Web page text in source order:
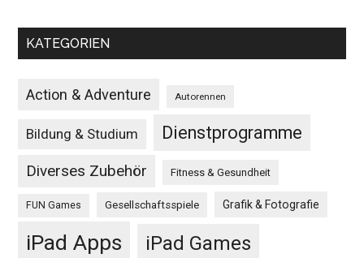
KATEGORIEN
Action & Adventure Autorennen
Bildung & Studium Dienstprogramme
Diverses Zubehör Fitness & Gesundheit
FUN Games Gesellschaftsspiele Grafik & Fotografie
iPad Apps iPad Games